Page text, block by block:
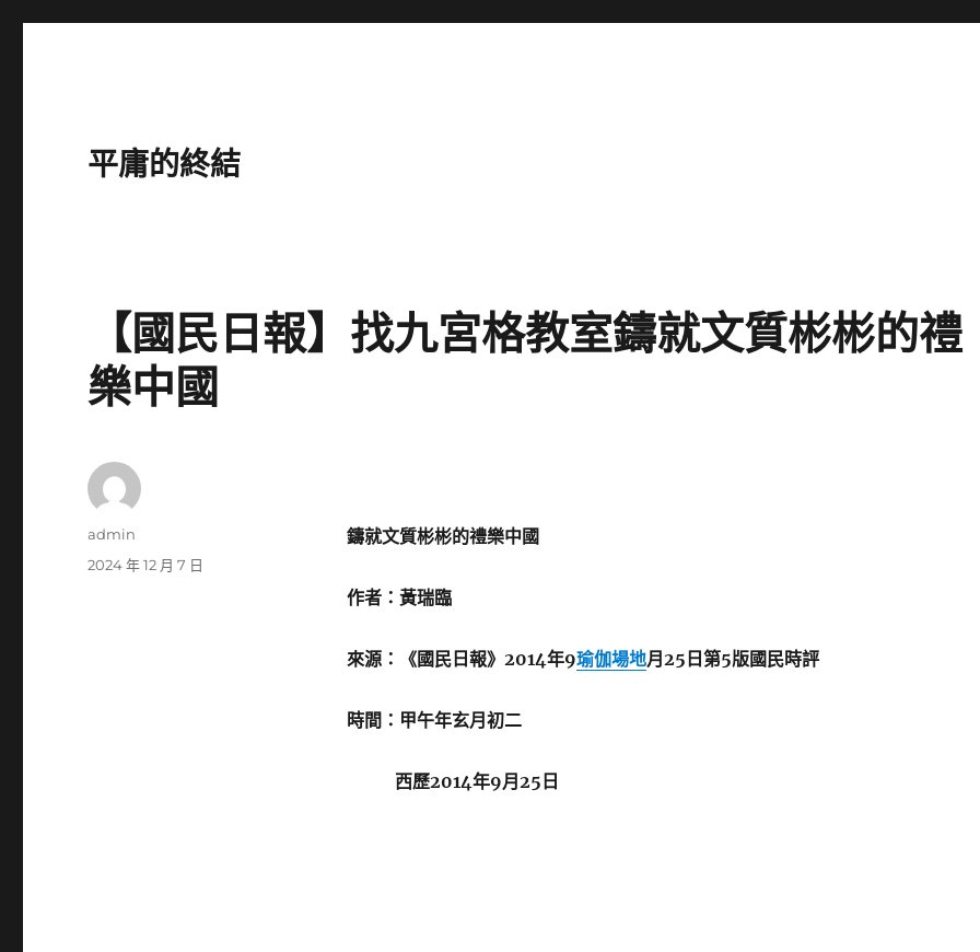
平庸的終結
【國民日報】找九宮格教室鑄就文質彬彬的禮
樂中國
鑄就文質彬彬的禮樂中國
作者：黃瑞臨
來源：《國民日報》2014年9瑜伽場地月25日第5版國民時評
時間：甲午年玄月初二
西歷2014年9月25日
作
admin
發
2024 年 12 月 7 日